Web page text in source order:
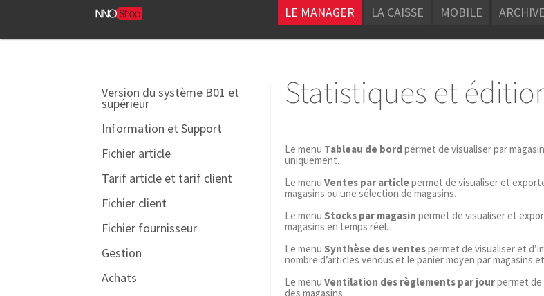
LE MANAGER LA CAISSE MOBILE
Version du système B01 et
supérieur
Information et Support
Fichier article
Tarif article et tarif client
Fichier client
Fichier fournisseur
Gestion
Achats
Statistiques et
Le menu Tableau de bord permet de visualiser par
uniquement.
Le menu Ventes par articlepermet de visualiser et
magasins ou une sélection de magasins.
Le menu Stocks par magasin permet de visualiser et
magasins en temps réel.
Le menu Synthèse des ventespermet de visualiser et
nombre d’articles vendus et le panier moyen par magasins
Le menu Ventilation des règlements par jourpermet de
des magasins.